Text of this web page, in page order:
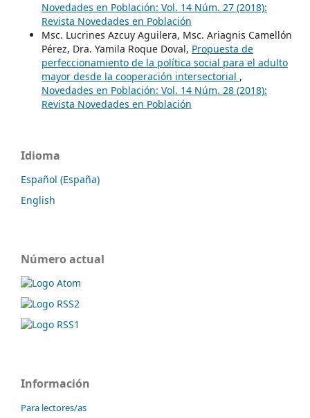
Novedades en Población: Vol. 14 Núm. 27 (2018):
Revista Novedades en Población
Msc. Lucrines Azcuy Aguilera, Msc. Ariagnis Camellón
Pérez, Dra. Yamila Roque Doval, Propuesta de
perfeccionamiento de la política social para el adulto
mayor desde la cooperación intersectorial ,
Novedades en Población: Vol. 14 Núm. 28 (2018):
Revista Novedades en Población
Idioma
Español (España)
English
Número actual
Información
Para lectores/as